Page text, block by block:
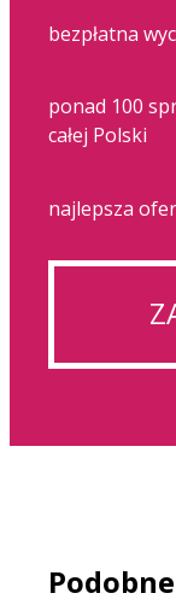
bezpłatna
ponad 100
całej Polski
najlepsza